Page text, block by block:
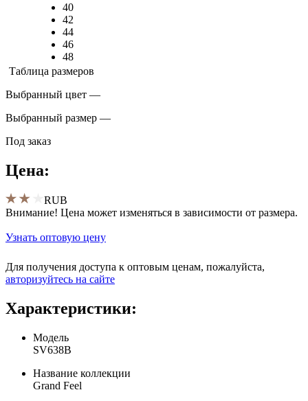
40
42
44
46
48
Таблица размеров
Выбранный цвет —
Выбранный размер —
Под заказ
Цена:
RUB
Внимание! Цена может изменяться в зависимости от размера.
Узнать оптовую цену
Для получения доступа к оптовым ценам, пожалуйста,
aвторизуйтесь на сайте
Характеристики:
Модель
SV638B
Название коллекции
Grand Feel